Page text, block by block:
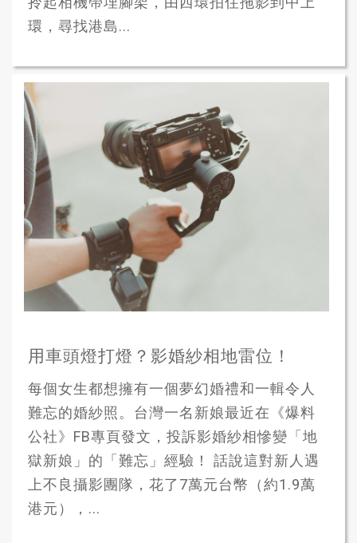
環，尋找港島...
用車頭燈打燈？影婚紗相地雷位！
每個女生都想擁有一個夢幻婚禮和一輯令人
難忘的婚紗照。台灣一名新娘最近在《爆料
公社》FB專頁發文，投訴影婚紗相慘變「地
獄新娘」的「難忘」經驗！ 話說這對新人遇
上不良攝影團隊，花了7萬元台幣（約1.9萬
港元），...